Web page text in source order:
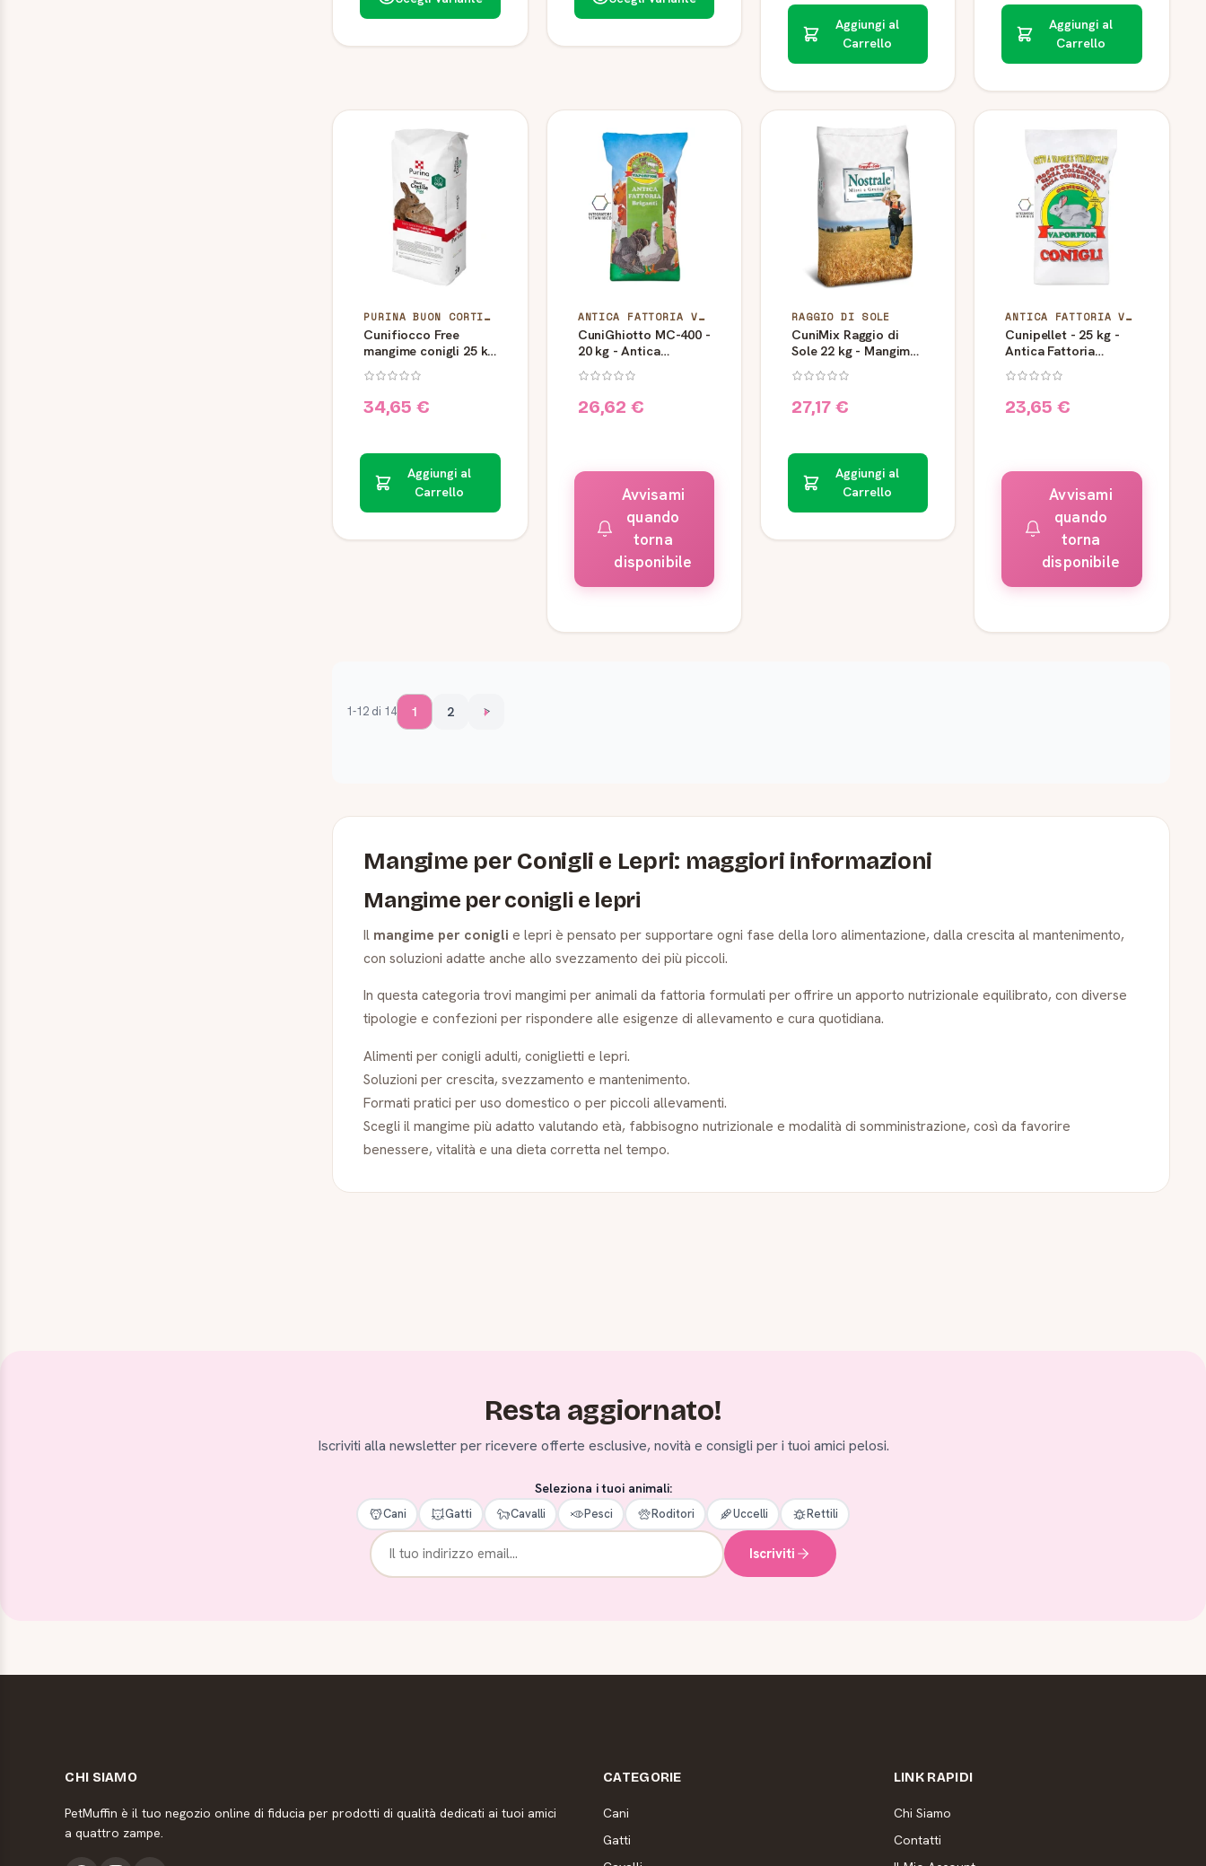
Aggiungi al
Carrello
Aggiungi al
Carrello
PURINA BUON CORTILE
Cunifiocco Free
mangime conigli 25 kg
Purina Buon Cortile
34,65 €
Aggiungi al
Carrello
ANTICA FATTORIA VAPORFIOK BRIGANTI
CuniGhiotto MC-400 -
20 kg - Antica
Fattoria Vaporfiokv
26,62 €
Avvisami
quando
torna
disponibile
RAGGIO DI SOLE
CuniMix Raggio di
Sole 22 kg - Mangime
per conigli
27,17 €
Aggiungi al
Carrello
ANTICA FATTORIA VAPORFIOK BRIGANTI
Cunipellet - 25 kg -
Antica Fattoria
Vaporfiokv
23,65 €
Avvisami
quando
torna
disponibile
1-12 di 14 1 2 >
Mangime per Conigli e Lepri: maggiori informazioni
Mangime per conigli e lepri
Il mangime per conigli e lepri è pensato per supportare ogni fase della loro alimentazione, dalla crescita al mantenimento,
con soluzioni adatte anche allo svezzamento dei più piccoli.
In questa categoria trovi mangimi per animali da fattoria formulati per offrire un apporto nutrizionale equilibrato, con diverse
tipologie e confezioni per rispondere alle esigenze di allevamento e cura quotidiana.
Alimenti per conigli adulti, coniglietti e lepri.
Soluzioni per crescita, svezzamento e mantenimento.
Formati pratici per uso domestico o per piccoli allevamenti.
Scegli il mangime più adatto valutando età, fabbisogno nutrizionale e modalità di somministrazione, così da favorire
benessere, vitalità e una dieta corretta nel tempo.
Resta aggiornato!
Iscriviti alla newsletter per ricevere offerte esclusive, novità e consigli per i tuoi amici pelosi.
Seleziona i tuoi animali:
Cani Gatti Cavalli Pesci Roditori Uccelli Rettili
Iscriviti
CHI SIAMO
PetMuffin è il tuo negozio online di fiducia per prodotti di qualità dedicati ai tuoi amici
a quattro zampe.
CATEGORIE
Cani
Gatti
LINK RAPIDI
Chi Siamo
Contatti